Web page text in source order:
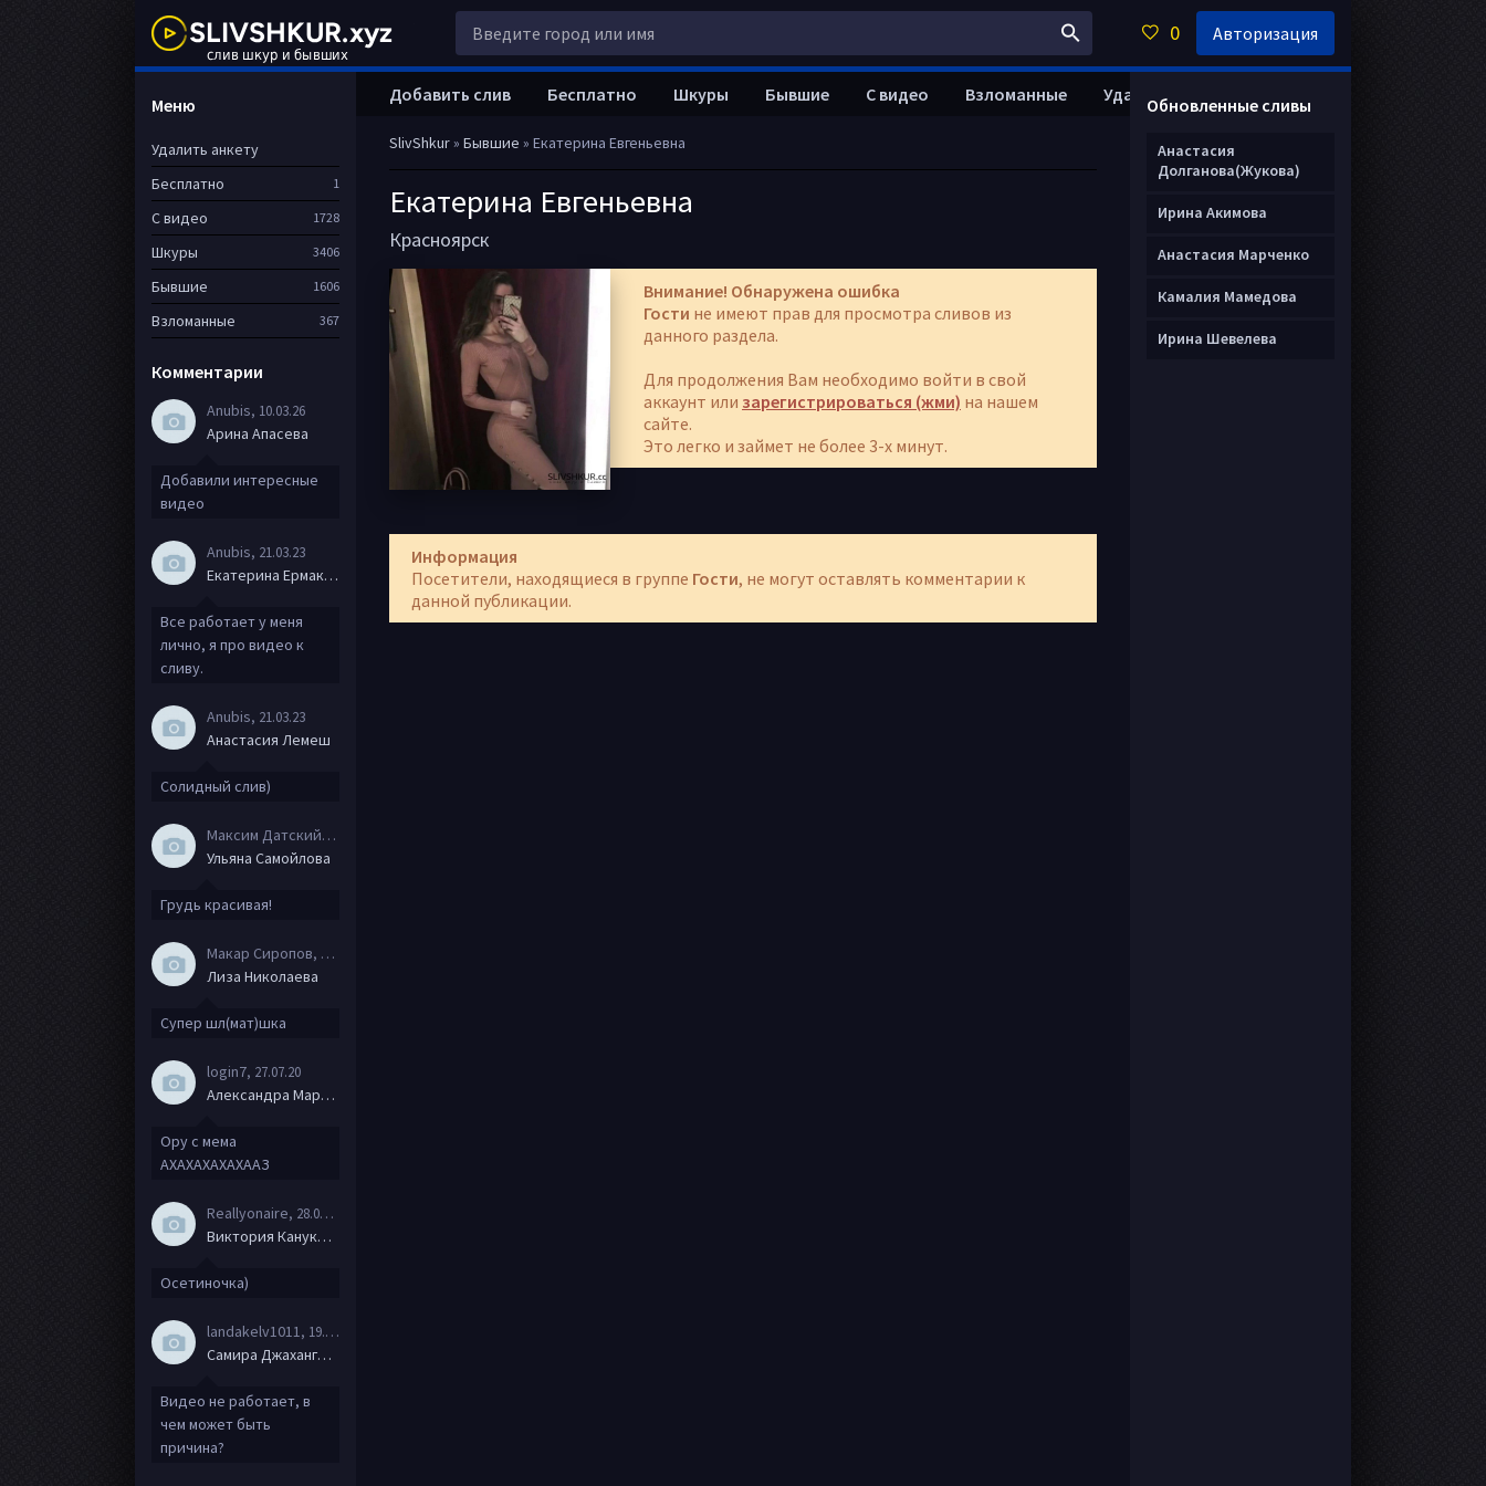
SlivShkur» Бывшие » Екатерина Евгеньевна
Екатерина Евгеньевна
Красноярск
Внимание! Обнаружена ошибка
Гости не имеют прав для просмотра сливов из
данного раздела.
Для продолжения Вам необходимо войти в свой
аккаунт или зарегистрироваться (жми) на нашем
сайте.
Это легко и займет не более 3-х минут.
Информация
Посетители, находящиеся в группе Гости, не могут оставлять комментарии к
данной публикации.
Добавить слив Бесплатно Шкуры Бывшие С видео Взломанные Удалить анкету
Меню
Удалить анкету
Бесплатно
1
С видео 1728
Шкуры 3406
Бывшие 1606
Взломанные 367
Комментарии
Anubis, 10.03.26
Арина Апасева
Добавили интересные
видео
Anubis, 21.03.23
Екатерина Ермакова
Все работает у меня
лично, я про видео к
сливу.
Anubis, 21.03.23
Анастасия Лемеш
Солидный слив)
Максим Датский
, 15.08.20
Ульяна Самойлова
Грудь красивая!
Макар Сиропов, 08.08.20
Лиза Николаева
Супер шл(мат)шка
login7, 27.07.20
Александра Маркова
Ору с мема
АХАХАХАХАХААЗ
Reallyonaire, 28.06.20
Виктория Канукова
Осетиночка)
landakelv1011 , 19.06.20
Самира Джахангирова
Видео не работает, в
чем может быть
причина?
Обновленные сливы
Анастасия
Долганова(Жукова)
Ирина Акимова
Анастасия Марченко
Камалия Мамедова
Ирина Шевелева
0 Авторизация